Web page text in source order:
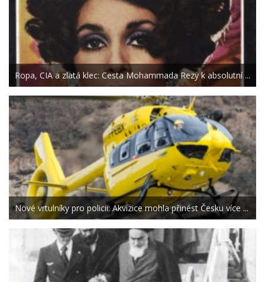
Ropa, CIA a zlatá klec: Cesta Mohammada Rezy k absolutní ...
Nové vrtulníky pro policii: Akvizice mohla přinést Česku více ...